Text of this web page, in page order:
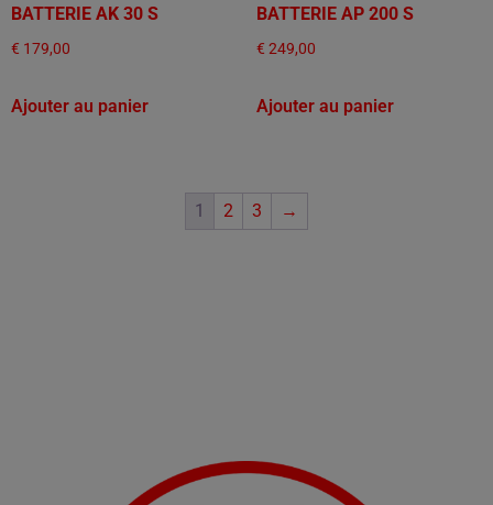
BATTERIE AK 30 S
€ 179,00
Ajouter au panier
BATTERIE AP 200 S
€ 249,00
Ajouter au panier
1 2 3 →